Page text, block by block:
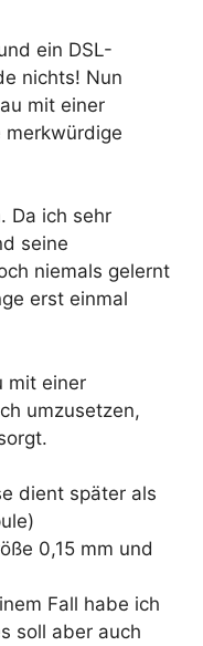
ein DSL-
nichts! Nun
mit einer
Da ich sehr
seine
niemals gelernt
erst einmal
mit einer
umzusetzen,
dient später als
0,15 mm und
Fall habe ich
soll aber auch